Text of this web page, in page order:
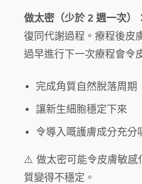
做太密（少於 2 週一次）
復同代謝過程。療程後皮
過早進行下一次療程會令
完成角質自然脫落周期
讓新生細胞穩定下來
令導入嘅護膚成分充分
⚠️ 做太密可能令皮膚敏感
質變得不穩定。